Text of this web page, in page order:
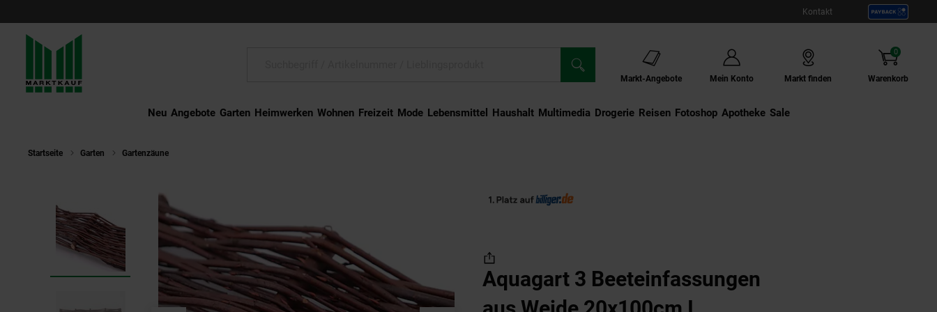
Kontakt
Markt-Angebote Mein Konto Markt finden Warenkorb
0
Artikel
Neu Angebote Garten Heimwerken Wohnen Freizeit Mode Lebensmittel Haushalt Multimedia Drogerie Externer Link:
Reisen Externer Link:
Fotoshop Externer Link:
Apotheke Sale
Startseite Garten Gartenzäune
Aquagart 3 Beeteinfassungen